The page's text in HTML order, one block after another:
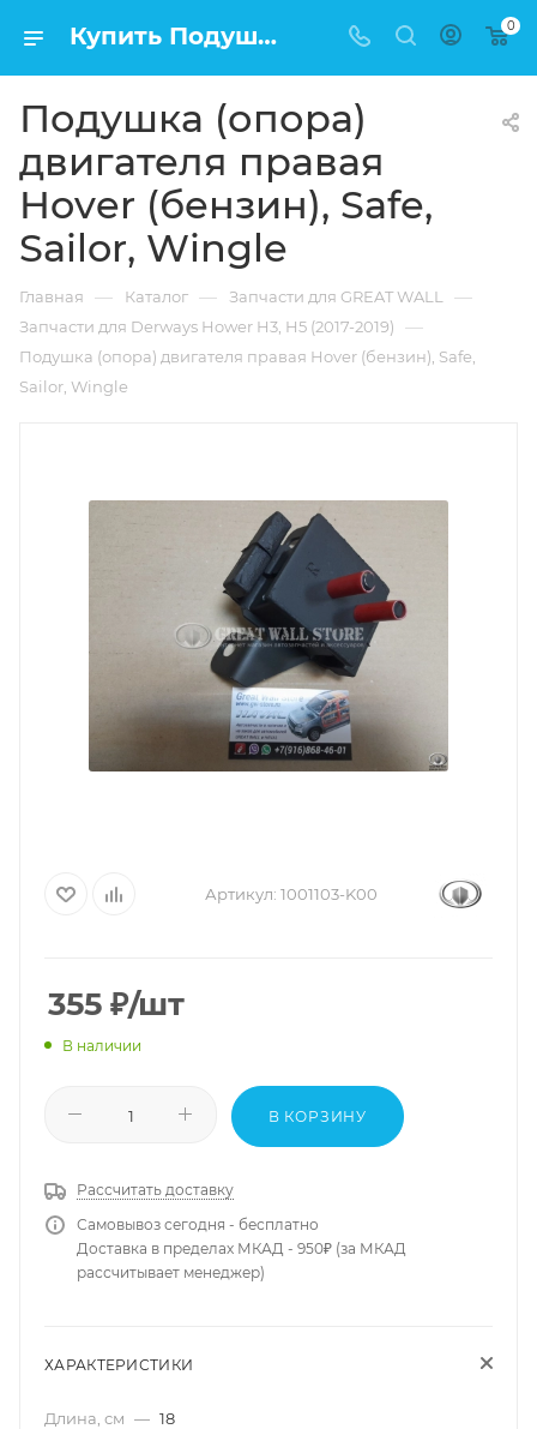
Купить Подушка (опора) двигателя правая Hover (бензин), Safe, Sailor, Wingle в Москве по низкой цене 0
Подушка (опора)
двигателя правая
Hover (бензин), Safe,
Sailor, Wingle
Главная — Каталог — Запчасти для GREAT WALL —
Запчасти для Derways Hower H3, H5 (2017-2019) —
Подушка (опора) двигателя правая Hover (бензин), Safe,
Sailor, Wingle
Артикул: 1001103-K00
355 ₽/шт
В наличии
В КОРЗИНУ
Рассчитать доставку
Самовывоз сегодня - бесплатно
Доставка в пределах МКАД - 950₽ (за МКАД
рассчитывает менеджер)
ХАРАКТЕРИСТИКИ
Длина, см — 18